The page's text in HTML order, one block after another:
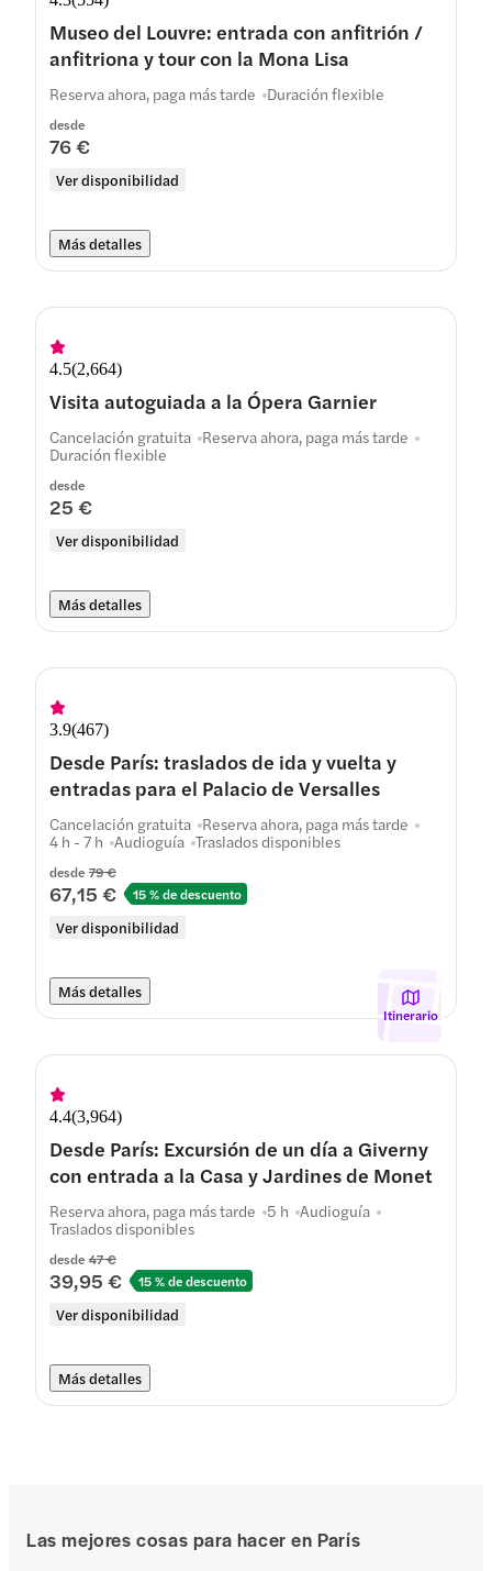
Museo del Louvre: entrada con anfitrión /
anfitriona y tour con la Mona Lisa
desde
76 €
Ver disponibilidad
Reserva ahora, paga más tarde Duración flexible
Más detalles
4.5(2,664)
Visita autoguiada a la Ópera Garnier
desde
25 €
Ver disponibilidad
Cancelación gratuita Reserva ahora, paga más tarde
Duración flexible
Más detalles
3.9(467)
Desde París: traslados de ida y vuelta y
entradas para el Palacio de Versalles
desde 79 €
67,15 € 15 % de descuento
Ver disponibilidad
Cancelación gratuita Reserva ahora, paga más tarde
4 h - 7 h Audioguía Traslados disponibles
Más detalles
Itinerario
4.4(3,964)
Desde París: Excursión de un día a Giverny
con entrada a la Casa y Jardines de Monet
desde 47 €
39,95 € 15 % de descuento
Ver disponibilidad
Reserva ahora, paga más tarde 5 h Audioguía
Traslados disponibles
Más detalles
Las mejores cosas para hacer en París